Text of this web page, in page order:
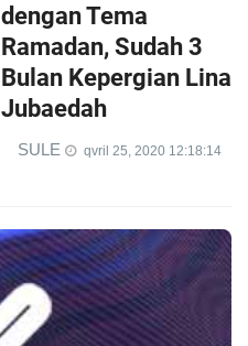
dengan Tema
Ramadan, Sudah 3
Bulan Kepergian Lina
Jubaedah
SULE qvril 25, 2020 12:18:14